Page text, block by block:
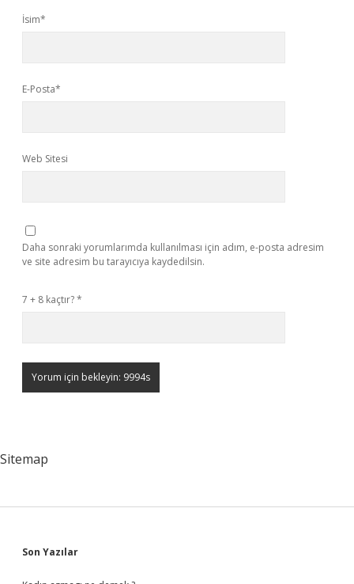
İsim*
E-Posta*
Web Sitesi
Daha sonraki yorumlarımda kullanılması için adım, e-posta adresim
ve site adresim bu tarayıcıya kaydedilsin.
7 + 8 kaçtır?*
Sitemap
Sidebar
Son Yazılar